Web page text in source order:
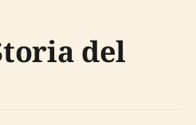
del